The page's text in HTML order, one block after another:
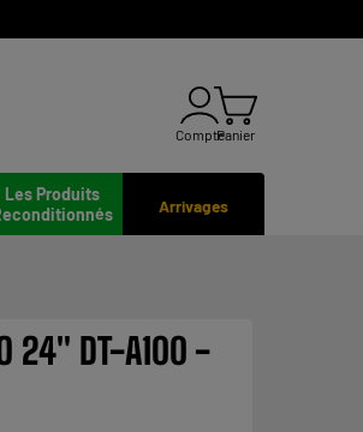
ComptePanier
Arrivages
Les Produits
24" DT-A100 -